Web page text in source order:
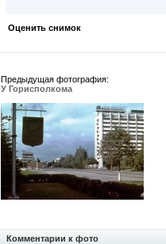
Оценить снимок
Предыдущая фотография:
У Горисполкома
Комментарии к фото